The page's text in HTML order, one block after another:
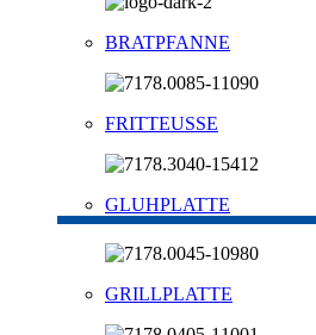
BRATPFANNE
FRITTEUSSE
GLUHPLATTE
GRILLPLATTE